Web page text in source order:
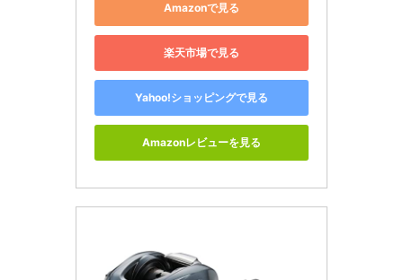
Amazonで見る
楽天市場で見る
Yahoo!ショッピングで見る
Amazonレビューを見る